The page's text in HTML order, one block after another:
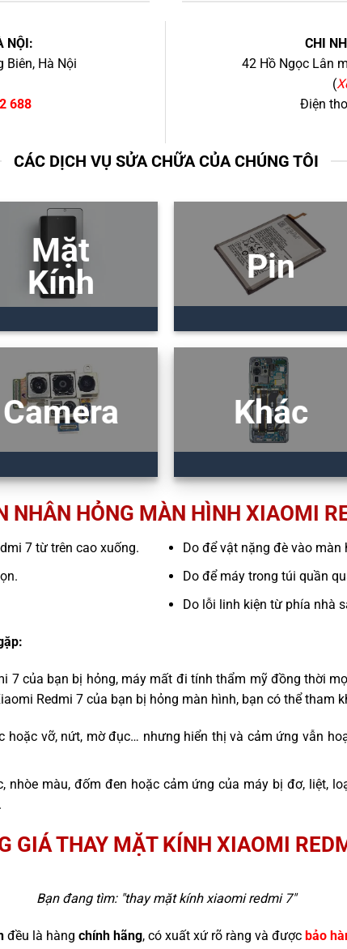
NỘI:
Biên, Hà Nội
688
CHI
42 Hồ Ngọc Lân
(
Điện
CÁC DỊCH VỤ SỬA CHỮA CỦA CHÚNG TÔI
Mặt
Kính
Pin
Camera Khác
NHÂN HỎNG MÀN HÌNH XIAOMI
7 từ trên cao xuống.
Do để vật nặng đè vào màn
Do để máy trong túi quần
Do lỗi linh kiện từ phía nhà
7 của bạn bị hỏng, máy mất đi tính thẩm mỹ đồng thời
Redmi 7 của bạn bị hỏng màn hình, bạn có thể tham
hoặc vỡ, nứt, mờ đục… nhưng hiển thị và cảm ứng vẫn
nhòe màu, đốm đen hoặc cảm ứng của máy bị đơ, liệt,
GIÁ THAY MẶT KÍNH XIAOMI
Bạn đang tìm: "thay mặt kính xiaomi redmi 7"
đều là hàng chính hãng, có xuất xứ rõ ràng và được bảo